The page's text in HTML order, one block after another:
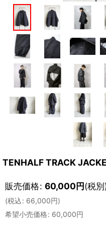
TENHALF TRACK
販売価格: 60,000円(税別
(税込: 66,000円)
希望小売価格: 60,000円